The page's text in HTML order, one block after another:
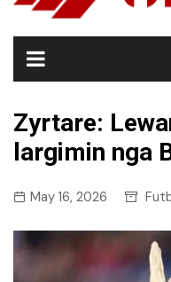
Zyrtare:
largimin nga
May 16, 2026